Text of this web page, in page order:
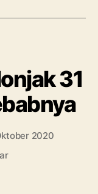
Ada
2
Persen”31
2020
pada